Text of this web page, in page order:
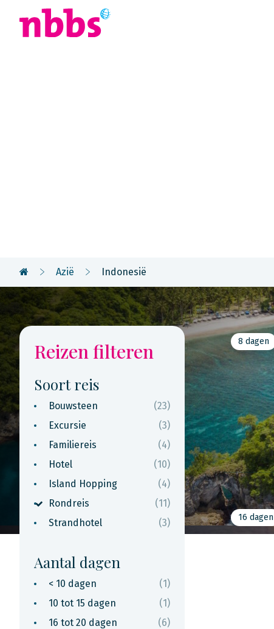
Azië Indonesië
Reizen filteren
Soort reis
Bouwsteen
(23)
Excursie
(3)
Familiereis
(4)
Hotel
(10)
Island Hopping
(4)
Rondreis
(11)
Strandhotel
(3)
Aantal dagen
< 10 dagen
(1)
10 tot 15 dagen
(1)
16 tot 20 dagen
(6)
8 dagen
16 dagen